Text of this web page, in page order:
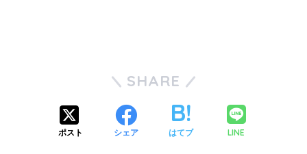
SHARE
ポスト シェア はてブ LINE